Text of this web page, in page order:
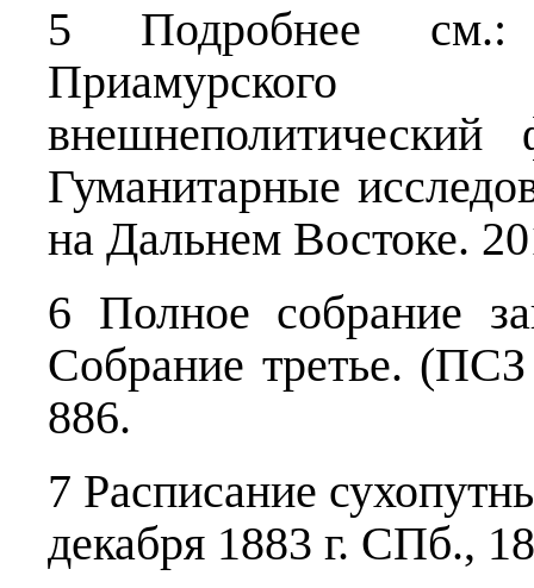
5 Подробнее
Гуманитарные
на Дальнем Востоке.
6 Полное собрание
Собрание третье.
886.
7 Расписание
декабря 1883 г. СПб.,